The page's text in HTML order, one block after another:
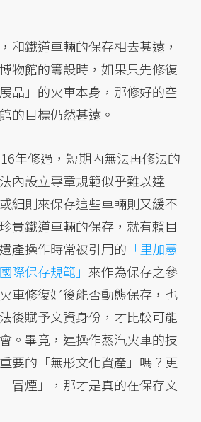
和鐵道車輛的保存相去甚遠，
物館的籌設時，如果只先修復
品」的火車本身，那修好的空
的目標仍然甚遠。
年修過，短期內無法再修法的
內設立專章規範似乎難以達
細則來保存這些車輛則又緩不
貴鐵道車輛的保存，就有賴目
產操作時常被引用的 「里加憲
際保存規範」來作為保存之參
車修復好後能否動態保存，也
後賦予文資身份，才比較可能
。畢竟，連操作蒸汽火車的技
要的「無形文化資產」嗎？更
冒煙」，那才是真的在保存文